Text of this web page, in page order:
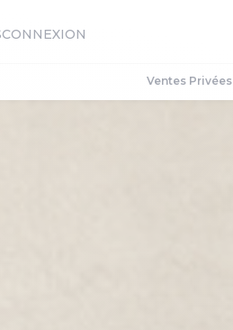
CONNEXION
Ventes Privées